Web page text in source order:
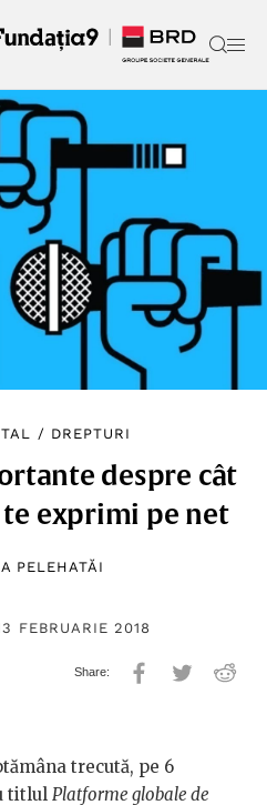
/ DREPTURI
despre cât
exprimi pe net
PELEHATĂI
FEBRUARIE 2018
trecută, pe 6
titlul Platforme globale de